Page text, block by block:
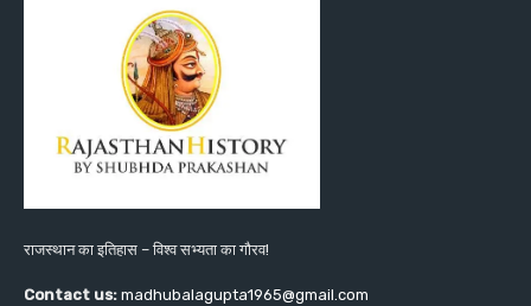
राजस्थान का इतिहास – विश्व सभ्यता का गौरव!
Contact us: madhubalagupta1965@gmail.com